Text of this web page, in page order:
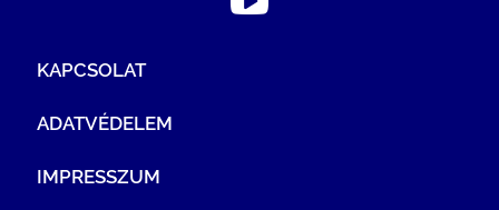
KAPCSOLAT
ADATVÉDELEM
IMPRESSZUM